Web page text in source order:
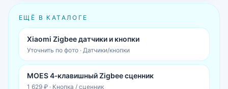
ЕЩЁ В КАТАЛОГЕ
Xiaomi Zigbee датчики и кнопки
Уточнить по фото · Датчики/кнопки
MOES 4‑клавишный Zigbee сценник
1 629 ₽ · Кнопка / сценник